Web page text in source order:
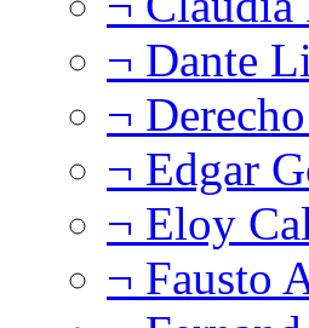
¬ Dante
¬
¬ Edgar
¬ Eloy
¬ Fausto